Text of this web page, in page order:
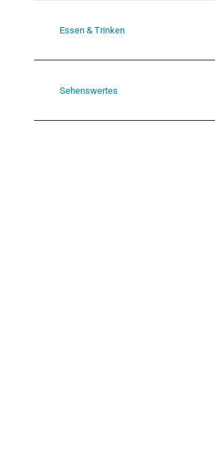
Essen & Trinken
Sehenswertes